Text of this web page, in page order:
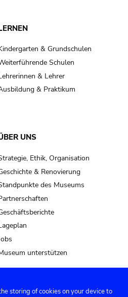
& Grundschulen
Schulen
& Lehrer
& Praktikum
UNS
Ethik, Organisation
& Renovierung
des Museums
unterstützen
storing of cookies on your device to